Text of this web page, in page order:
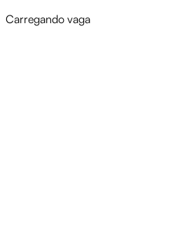
Carregando vaga